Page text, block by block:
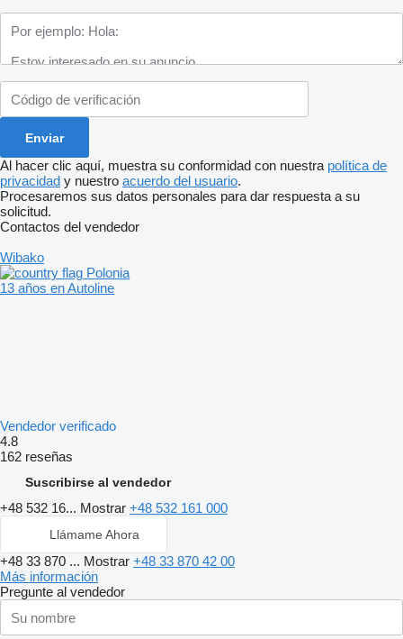
Al hacer clic aquí, muestra su conformidad con nuestra política de
privacidad y nuestro acuerdo del usuario.
Procesaremos sus datos personales para dar respuesta a su
solicitud.
Contactos del vendedor
Wibako
Polonia
13 años en Autoline
Vendedor verificado
4.8
162 reseñas
Suscribirse al vendedor
+48 532 16... Mostrar +48 532 161 000
Llámame Ahora
+48 33 870 ... Mostrar +48 33 870 42 00
Más información
Pregunte al vendedor